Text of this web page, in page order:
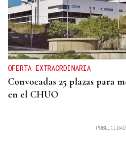
OFERTA EXTRAORDINARIA
Convocadas 25 plazas para
en el CHUO